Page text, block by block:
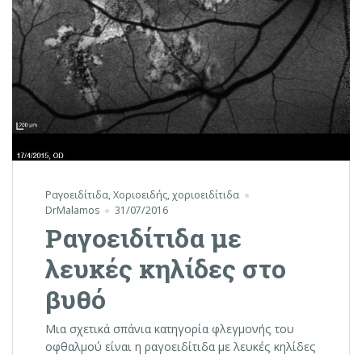
Ραγοειδίτιδα,Χοριοειδής,χοριοειδίτιδα
DrMalamos
31/07/2016
Ραγοειδίτιδα με
λευκές κηλίδες στο
βυθό
Μια σχετικά σπάνια κατηγορία φλεγμονής του
οφθαλμού είναι η ραγοειδίτιδα με λευκές κηλίδες